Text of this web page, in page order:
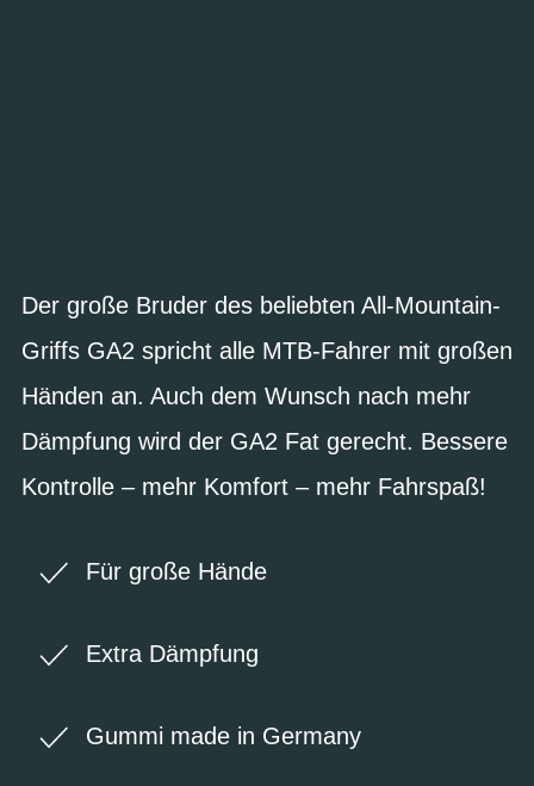
Der große Bruder des beliebten All-Mountain-
Griffs GA2 spricht alle MTB-Fahrer mit großen
Händen an. Auch dem Wunsch nach mehr
Dämpfung wird der GA2 Fat gerecht. Bessere
Kontrolle – mehr Komfort – mehr Fahrspaß!
Für große Hände
Extra Dämpfung
Gummi made in Germany